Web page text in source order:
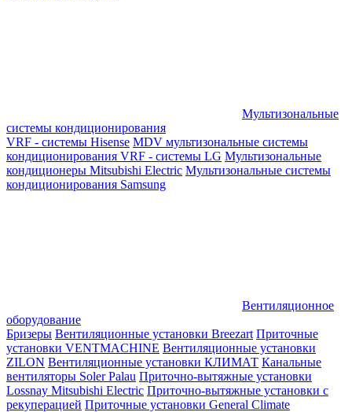
Мультизональные
системы кондиционирования
VRF - системы Hisense MDV мультизональные системы
кондиционирования VRF - системы LG Мультизональные
кондиционеры Mitsubishi Electric Мультизональные системы
кондиционирования Samsung
Вентиляционное
оборудование
Бризеры Вентиляционные установки Breezart Приточные
установки VENTMACHINE Вентиляционные установки
ZILON Вентиляционные установки КЛИМАТ Канальные
вентиляторы Soler Palau Приточно-вытяжные установки
Lossnay Mitsubishi Electric Приточно-вытяжные установки с
рекуперацией Приточные установки General Climate